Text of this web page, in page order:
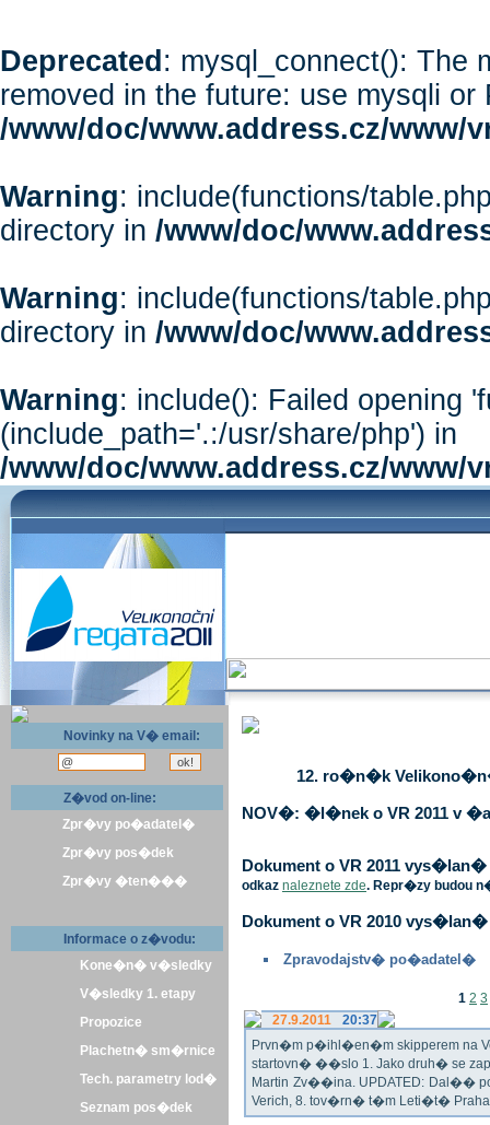
Deprecated : mysql_connect(): The
removed in the future: use mysqli or
/www/doc/www.address.cz/www/
Warning: include(functions/
directory in /www/doc/
Warning: include(functions/
directory in /www/doc/
Warning: include(): Failed opening
(include_path='.:/usr/share/php') in
/www/doc/www.address.cz/www/
Novinky na V� email:
Z�vod on-line:
Zpr�vy po�adatel�
Zpr�vy pos�dek
Zpr�vy �ten���
Informace o z�vodu:
Kone�n� v�sledky
V�sledky 1. etapy
Propozice
Plachetn� sm�rnice
Tech. parametry lod�
Seznam pos�dek
12. ro�n�k
NOV�: �l�nek o VR 2011 v
Dokument o VR 2011
odkaz naleznete zde. Repr�zy budou
Dokument o VR 2010
Zpravodajstv� po�adatel�
1 2 3
27.9.2011
20:37
Prvn�m p�ihl�en�m skipperem na
startovn� ��slo 1. Jako druh� se
Martin Zv��ina. UPDATED: Dal��
Verich, 8. tov�rn� t�m Leti�t� Praha